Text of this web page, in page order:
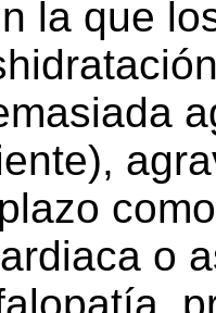
la que
o